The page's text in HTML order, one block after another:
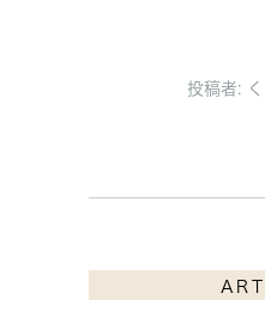
投稿者: